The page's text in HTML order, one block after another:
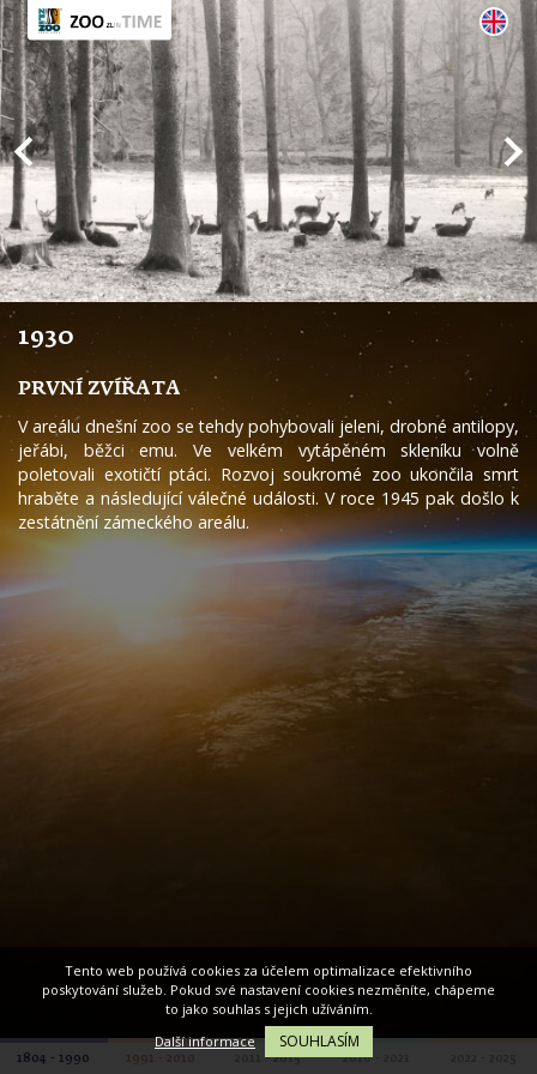
1930
PRVNÍ ZVÍŘATA
V areálu dnešní zoo se tehdy pohybovali jeleni, drobné antilopy,
jeřábi, běžci emu. Ve velkém vytápěném skleníku volně
poletovali exotičtí ptáci. Rozvoj soukromé zoo ukončila smrt
hraběte a následující válečné události. V roce 1945 pak došlo k
zestátnění zámeckého areálu.
1804 - 1990 2011 - 2015 2016 - 2021
Tento web používá cookies za účelem optimalizace efektivního
poskytování služeb. Pokud své nastavení cookies nezměníte, chápeme
to jako souhlas s jejich užíváním.
Další informace
SOUHLASÍM